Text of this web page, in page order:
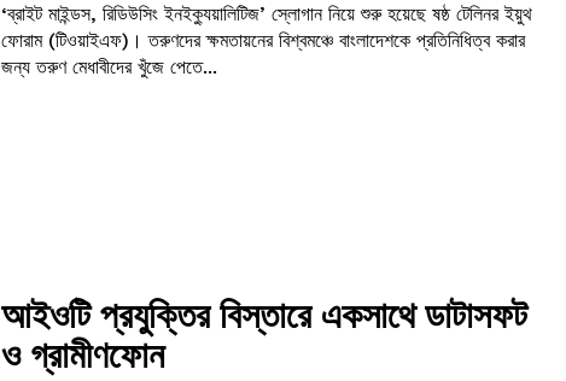
‘ব্রাইট মাইন্ডস, রিডিউসিং ইনইক্যুয়ালিটিজ’ স্লোগান নিয়ে শুরু হয়েছে ষষ্ঠ টেলিনর ইয়ুথ
ফোরাম (টিওয়াইএফ)। তরুণদের ক্ষমতায়নের বিশ্বমঞ্চে বাংলাদেশকে প্রতিনিধিত্ব করার
জন্য তরুণ মেধাবীদের খুঁজে পেতে...
আইওটি প্রযুক্তির বিস্তারে একসাথে ডাটাসফট
ও গ্রামীণফোন